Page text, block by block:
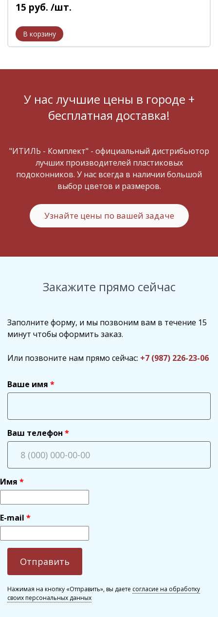
15 руб. /шт.
У нас лучшие цены в городе +
бесплатная доставка!
"ИТИЛЬ - Комплект" - официальный дистрибьютор
лучших производителей пластиковых
подоконников. У нас всегда в наличии большой
выбор цветов и размеров.
Узнайте цены по вашей задаче
Закажите прямо сейчас
Заполните форму, и мы позвоним вам в течение 15
минут чтобы оформить заказ.
Или позвоните нам прямо сейчас: +7 (987) 226-23-06
Ваше имя
Ваш телефон
Имя
E-mail
Нажимая на кнопку «Отправить», вы даете согласие на обработку
своих персональных данных